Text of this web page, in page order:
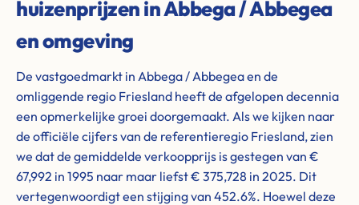
huizenprijzen in Abbega / Abbegea
en omgeving
De vastgoedmarkt in Abbega / Abbegea en de
omliggende regio Friesland heeft de afgelopen decennia
een opmerkelijke groei doorgemaakt. Als we kijken naar
de officiële cijfers van de referentieregio Friesland, zien
we dat de gemiddelde verkoopprijs is gestegen van €
67,992 in 1995 naar maar liefst € 375,728 in 2025. Dit
vertegenwoordigt een stijging van 452.6%. Hoewel deze